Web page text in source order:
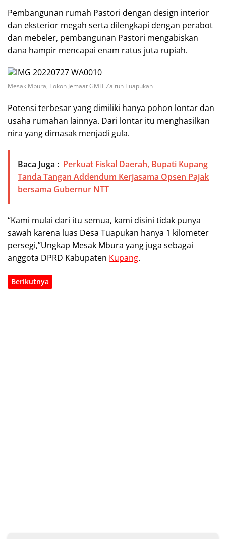
Pembangunan rumah Pastori dengan design interior
dan eksterior megah serta dilengkapi dengan perabot
dan mebeler, pembangunan Pastori mengabiskan
dana hampir mencapai enam ratus juta rupiah.
Mesak Mbura, Tokoh Jemaat GMIT Zaitun Tuapukan
Potensi terbesar yang dimiliki hanya pohon lontar dan
usaha rumahan lainnya. Dari lontar itu menghasilkan
nira yang dimasak menjadi gula.
Baca Juga : Perkuat Fiskal Daerah, Bupati Kupang
Tanda Tangan Addendum Kerjasama Opsen Pajak
bersama Gubernur NTT
“Kami mulai dari itu semua, kami disini tidak punya
sawah karena luas Desa Tuapukan hanya 1 kilometer
persegi,”Ungkap Mesak Mbura yang juga sebagai
anggota DPRD Kabupaten Kupang.
Berikutnya